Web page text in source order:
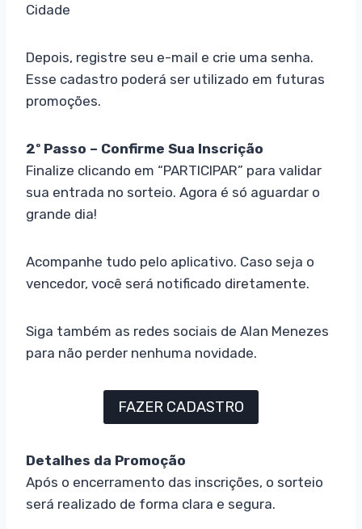
Cidade
Depois, registre seu e-mail e crie uma senha.
Esse cadastro poderá ser utilizado em futuras
promoções.
2º Passo – Confirme Sua Inscrição
Finalize clicando em “PARTICIPAR” para validar
sua entrada no sorteio. Agora é só aguardar o
grande dia!
Acompanhe tudo pelo aplicativo. Caso seja o
vencedor, você será notificado diretamente.
Siga também as redes sociais de Alan Menezes
para não perder nenhuma novidade.
FAZER CADASTRO
Detalhes da Promoção
Após o encerramento das inscrições, o sorteio
será realizado de forma clara e segura.